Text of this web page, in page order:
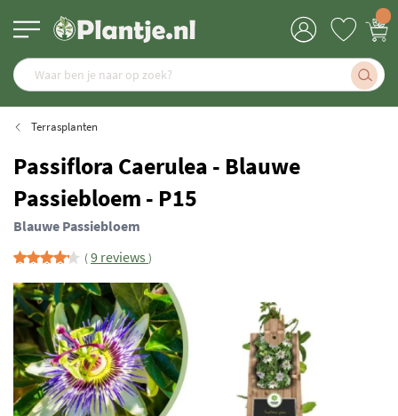
Terrasplanten
Passiflora Caerulea - Blauwe
Passiebloem - P15
Blauwe Passiebloem
9 reviews